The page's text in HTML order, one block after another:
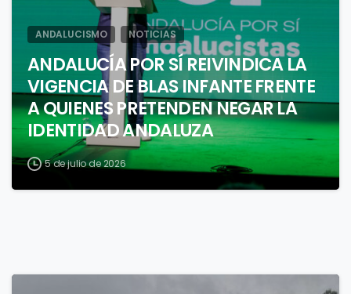
ANDALUCISMO NOTICIAS
ANDALUCÍA POR SÍ REIVINDICA LA
VIGENCIA DE BLAS INFANTE FRENTE
A QUIENES PRETENDEN NEGAR LA
IDENTIDAD ANDALUZA
5 de julio de 2026